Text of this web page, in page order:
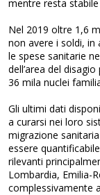
mentre resta
Nel 2019 oltre 1,6
non avere i soldi, in
le spese sanitarie
dell’area del
36 mila nuclei
Gli ultimi dati
a curarsi nei loro
migrazione
essere
rilevanti
Lombardia, Emilia-
complessivamente